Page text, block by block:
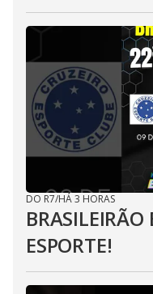
DO R7/HÁ 3 HORAS
ESPORTE!